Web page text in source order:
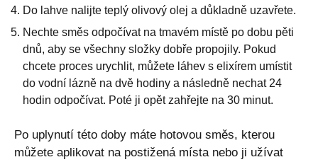
Do lahve nalijte teplý olivový olej a důkladně uzavřete.
Nechte směs odpočívat na tmavém místě po dobu pěti
dnů, aby se všechny složky dobře propojily. Pokud
chcete proces urychlit, můžete láhev s elixírem umístit
do vodní lázně na dvě hodiny a následně nechat 24
hodin odpočívat. Poté ji opět zahřejte na 30 minut.
Po uplynutí této doby máte hotovou směs, kterou
můžete aplikovat na postižená místa nebo ji užívat